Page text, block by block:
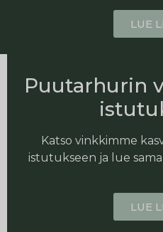
LUE
Puutarhurin
Katso vinkkimme
istutukseen ja lue
LUE